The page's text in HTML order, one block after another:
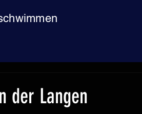
der Langen